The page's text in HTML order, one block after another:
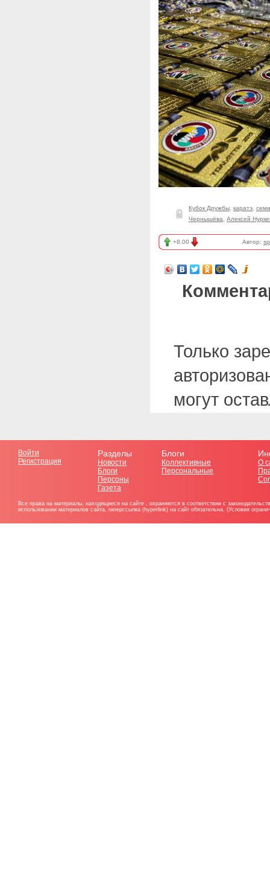
Кубок Дружбы каратэ
Чернышёва
Алексей
+8.00 Автор:
Только
могут
Войти
Регистрация
Разделы
Новости
Блоги
Персоны
Газета
Блоги
Коллективные
Персональные
О
Все права на материалы, находящиеся на сайте , охраняются в соответствии с
использовании материалов сайта, гиперссылка (hyperlink) на сайт обязательна. (Условия